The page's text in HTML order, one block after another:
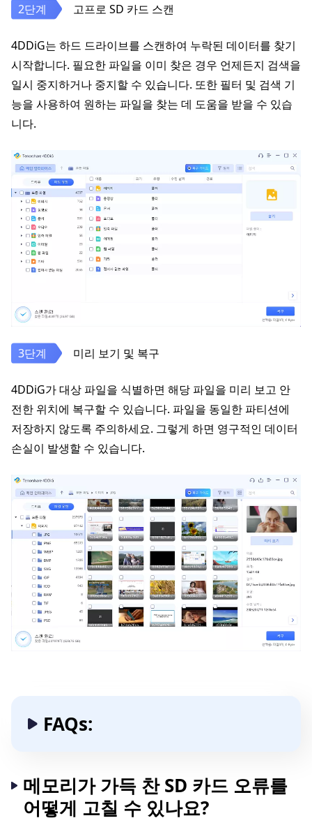
고프로 SD 카드 스캔
4DDiG는 하드 드라이브를 스캔하여 누락된 데이터를 찾기
시작합니다. 필요한 파일을 이미 찾은 경우 언제든지 검색을
일시 중지하거나 중지할 수 있습니다. 또한 필터 및 검색 기
능을 사용하여 원하는 파일을 찾는 데 도움을 받을 수 있습
니다.
미리 보기 및 복구
4DDiG가 대상 파일을 식별하면 해당 파일을 미리 보고 안
전한 위치에 복구할 수 있습니다. 파일을 동일한 파티션에
저장하지 않도록 주의하세요. 그렇게 하면 영구적인 데이터
손실이 발생할 수 있습니다.
FAQs:
메모리가 가득 찬 SD 카드 오류를
어떻게 고칠 수 있나요?